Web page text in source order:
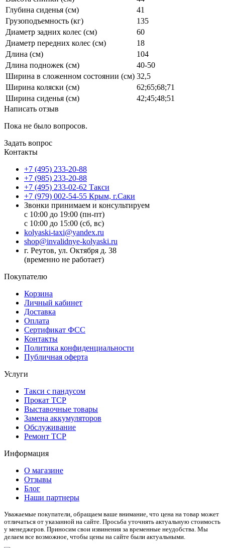
Глубина сиденья (см)
41
Грузоподъемность (кг)
135
Диаметр задних колес (см)
60
Диаметр передних колес (см)
18
Длина (см)
104
Длина подножек (см)
40-50
Ширина в сложенном состоянии (см) 32,5
Ширина коляски (см)
62;65;68;71
Ширина сиденья (см)
42;45;48;51
Написать отзыв
Пока не было вопросов.
Задать вопрос
Контакты
+7 (495) 233-20-88
+7 (985) 233-20-88
+7 (495) 233-02-62 Такси
+7 (979) 002-54-55 Крым, г.Саки
Звонки принимаем и консультируем
с 10:00 до 19:00 (пн-пт)
с 10:00 до 15:00 (сб, вс)
kolyaski-taxi@yandex.ru
shop@invalidnye-kolyaski.ru
г. Реутов, ул. Октября д. 38
(временно не работает)
Покупателю
Корзина
Личный кабинет
Доставка
Оплата
Сертификат ФСС
Контакты
Политика конфиденциальности
Публичная оферта
Услуги
Такси с пандусом
Прокат ТСР
Выставочные товары
Замена аккумуляторов
Обслуживание
Ремонт ТСР
Информация
О магазине
Отзывы
Блог
Наши партнеры
Уважаемые покупатели, обращаем ваше внимание, что цена на товар может
отличаться от указанной на сайте. Просьба уточнять актуальную стоимость
у менеджеров. Приносим свои извинения за временные неудобства. Мы
делаем все возможное, чтобы цены на сайте были актуальными.